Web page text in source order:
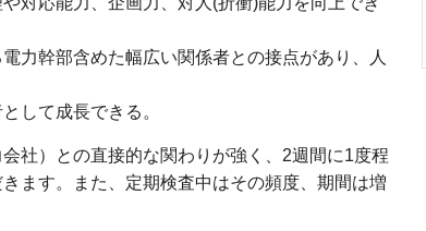
力幹部含めた幅広い関係者との接点があり、人
して成長できる。
社）との直接的な関わりが強く、2週間に1度程
ます。また、定期検査中はその頻度、期間は増